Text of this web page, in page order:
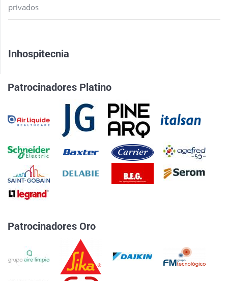
privados
Inhospitecnia
Patrocinadores Platino
Patrocinadores Oro